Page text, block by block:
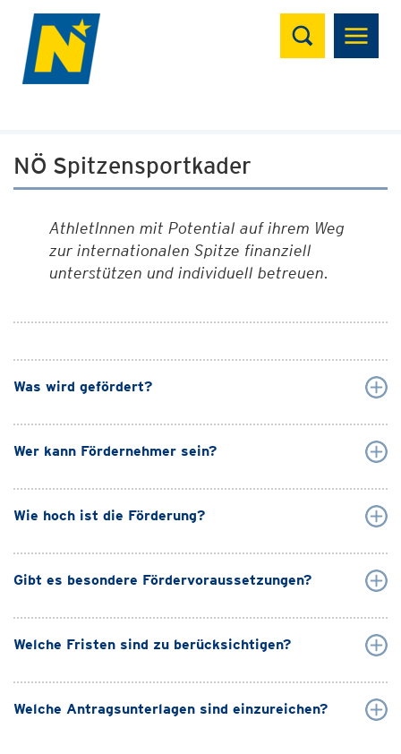
Suchen
NÖ Spitzensportkader
AthletInnen mit Potential auf ihrem Weg
zur internationalen Spitze finanziell
unterstützen und individuell betreuen.
Was wird gefördert?
Wer kann Fördernehmer sein?
Wie hoch ist die Förderung?
Gibt es besondere Fördervoraussetzungen?
Welche Fristen sind zu berücksichtigen?
Welche Antragsunterlagen sind einzureichen?